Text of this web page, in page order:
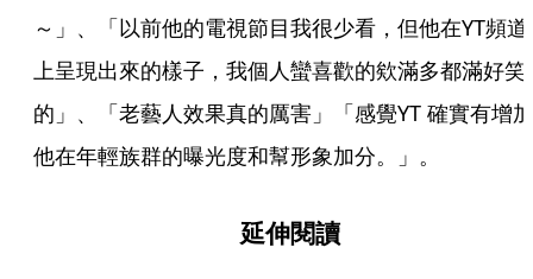
～」、「以前他的電視節目我很少看，但他在YT頻道
上呈現出來的樣子，我個人蠻喜歡的欸滿多都滿好笑
的」、「老藝人效果真的厲害」「感覺YT 確實有增加
他在年輕族群的曝光度和幫形象加分。」。
延伸閱讀